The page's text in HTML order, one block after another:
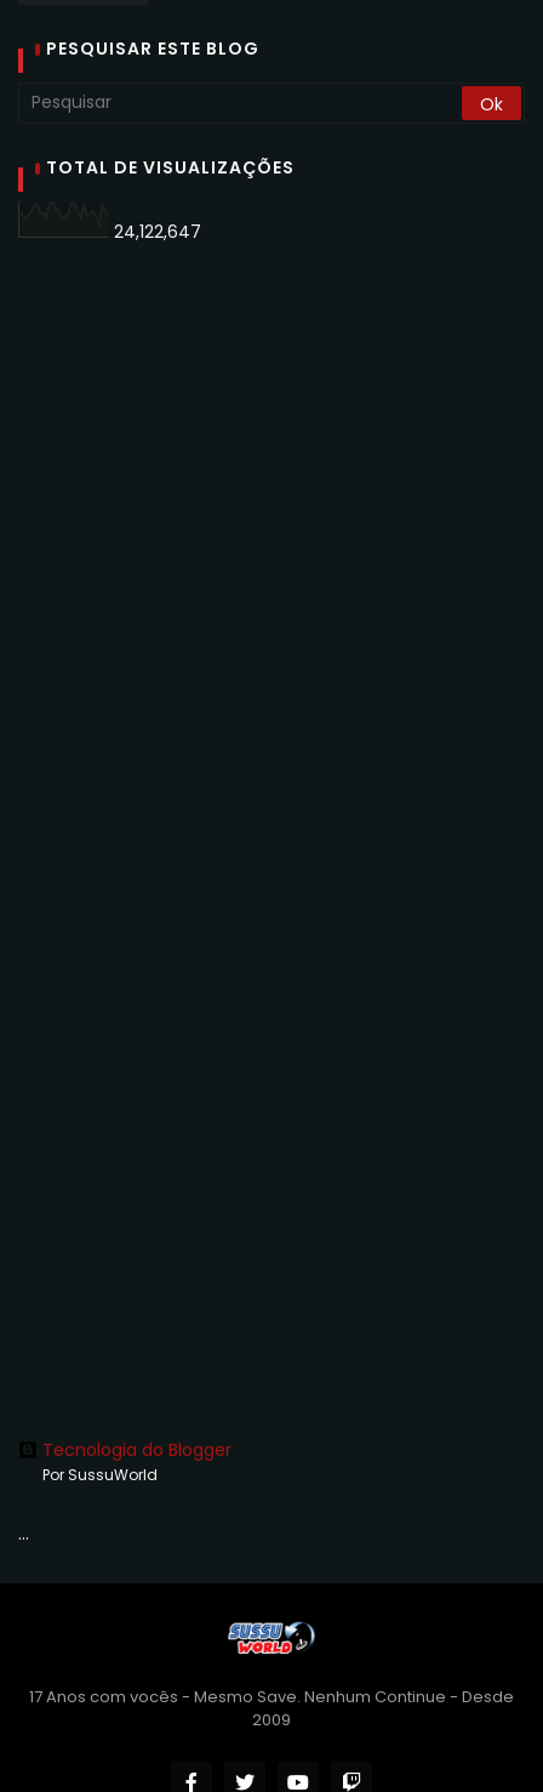
PESQUISAR ESTE BLOG
TOTAL DE VISUALIZAÇÕES
24,122,647
Tecnologia do Blogger
Por SussuWorld
...
17 Anos com vocês - Mesmo Save. Nenhum Continue - Desde
2009